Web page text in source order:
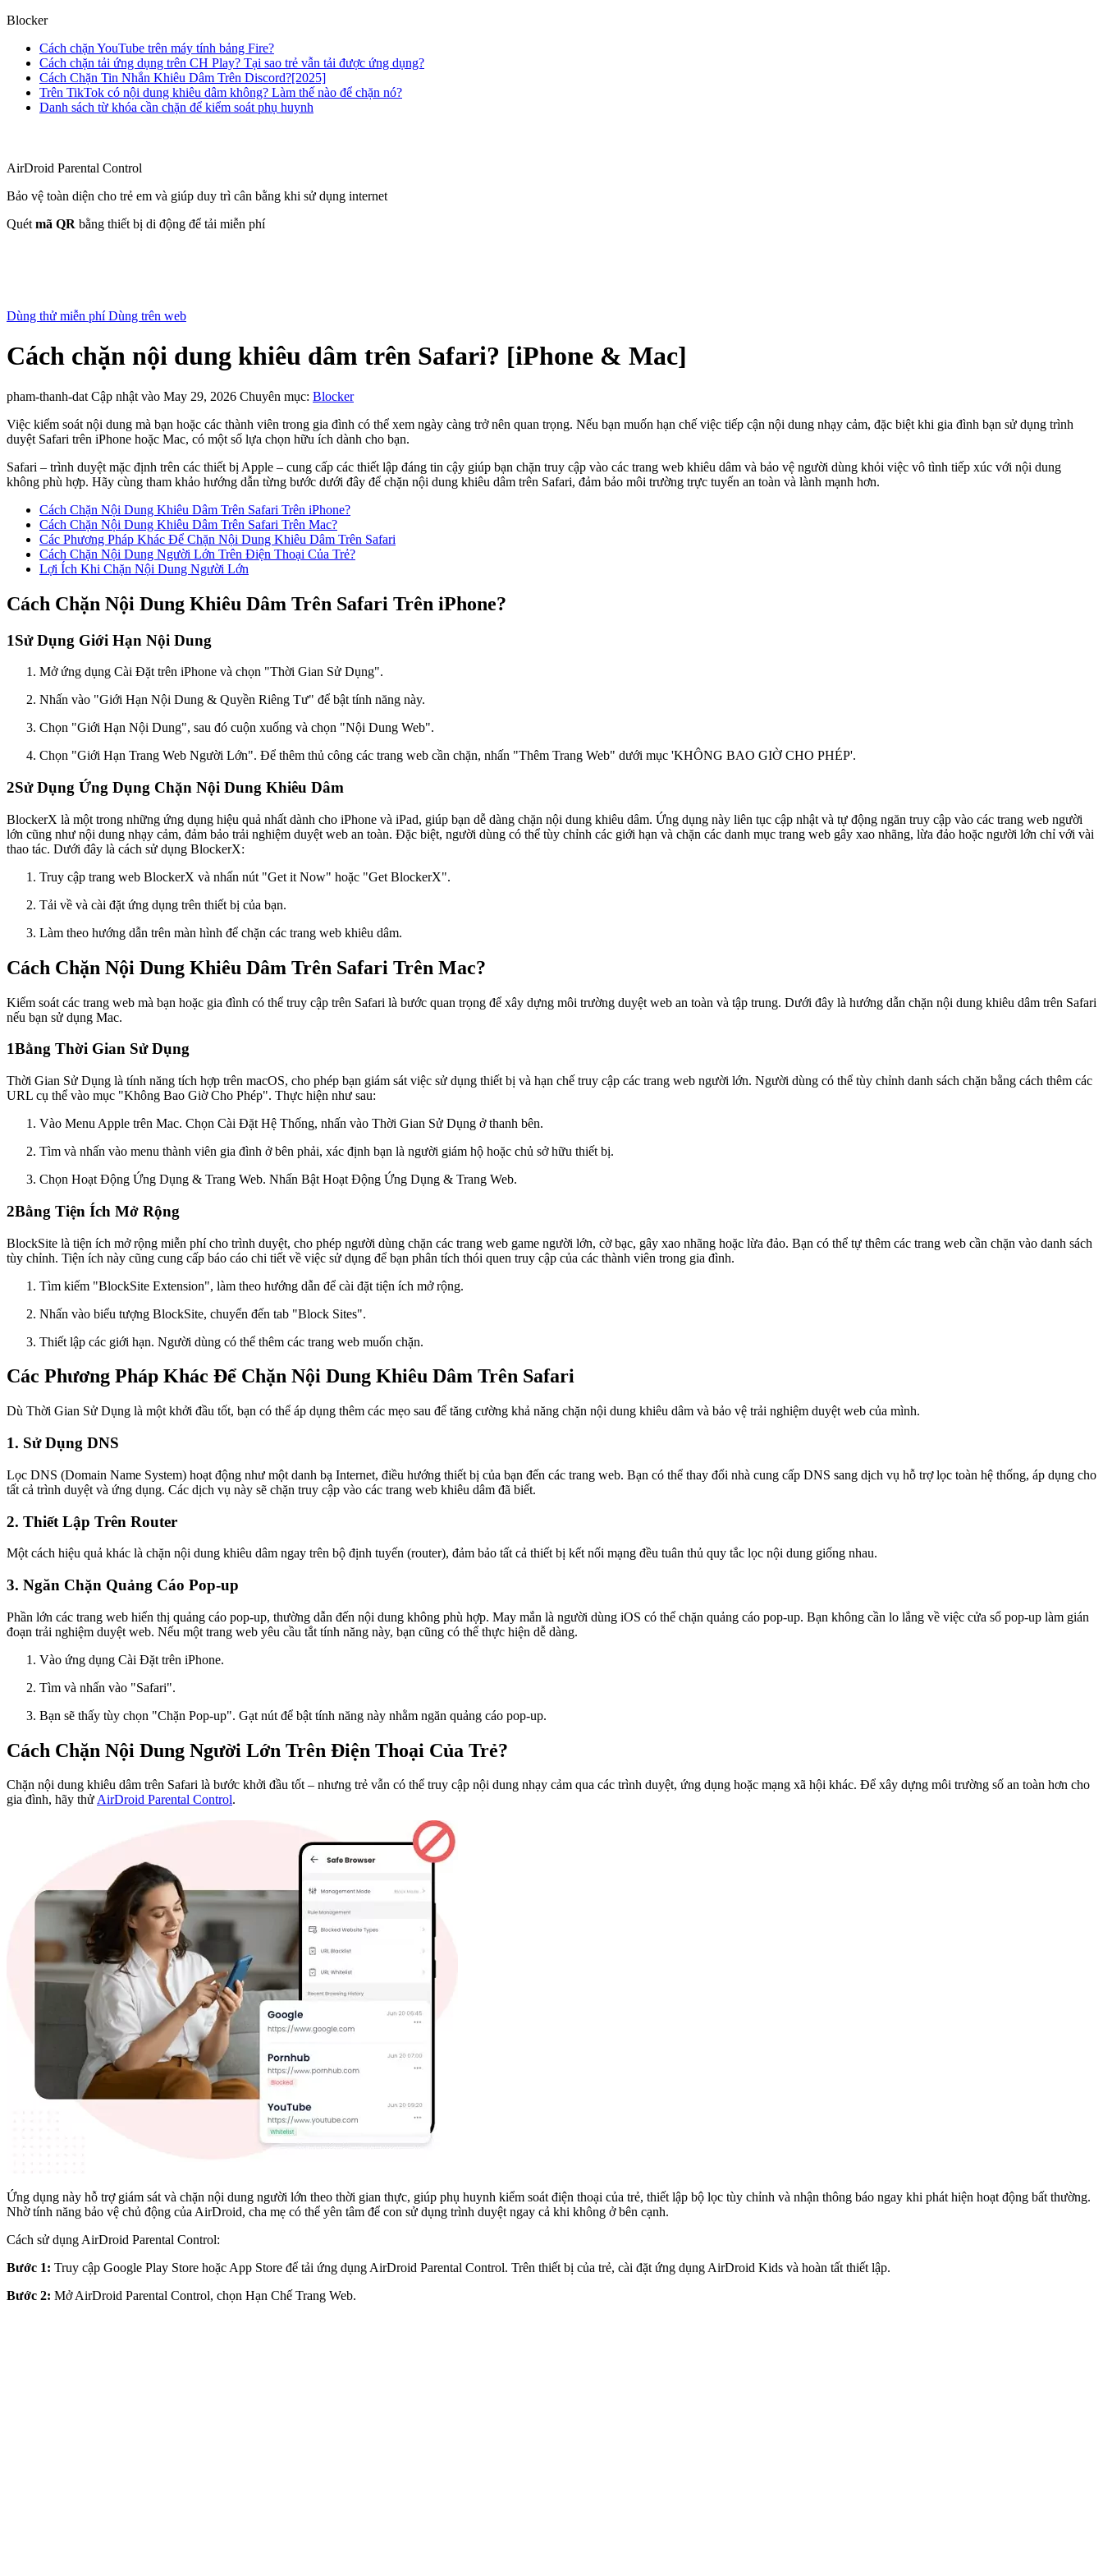
Blocker
Cách chặn YouTube trên máy tính bảng Fire?
Cách chặn tải ứng dụng trên CH Play? Tại sao trẻ vẫn tải được ứng dụng?
Cách Chặn Tin Nhắn Khiêu Dâm Trên Discord?[2025]
Trên TikTok có nội dung khiêu dâm không? Làm thế nào để chặn nó?
Danh sách từ khóa cần chặn để kiểm soát phụ huynh
AirDroid Parental Control
Bảo vệ toàn diện cho trẻ em và giúp duy trì cân bằng khi sử dụng internet
Quét mã QR bằng thiết bị di động để tải miễn phí
Dùng thử miễn phíDùng trên web
Cách chặn nội dung khiêu dâm trên Safari? [iPhone & Mac]
pham-thanh-dat Cập nhật vào May 29, 2026 Chuyên mục: Blocker
Việc kiểm soát nội dung mà bạn hoặc các thành viên trong gia đình có thể xem ngày càng trở nên quan trọng. Nếu bạn muốn hạn chế việc tiếp cận nội dung nhạy cảm, đặc biệt khi gia đình bạn sử dụng trình
duyệt Safari trên iPhone hoặc Mac, có một số lựa chọn hữu ích dành cho bạn.
Safari – trình duyệt mặc định trên các thiết bị Apple – cung cấp các thiết lập đáng tin cậy giúp bạn chặn truy cập vào các trang web khiêu dâm và bảo vệ người dùng khỏi việc vô tình tiếp xúc với nội dung
không phù hợp. Hãy cùng tham khảo hướng dẫn từng bước dưới đây để chặn nội dung khiêu dâm trên Safari, đảm bảo môi trường trực tuyến an toàn và lành mạnh hơn.
Cách Chặn Nội Dung Khiêu Dâm Trên Safari Trên iPhone?
Cách Chặn Nội Dung Khiêu Dâm Trên Safari Trên Mac?
Các Phương Pháp Khác Để Chặn Nội Dung Khiêu Dâm Trên Safari
Cách Chặn Nội Dung Người Lớn Trên Điện Thoại Của Trẻ?
Lợi Ích Khi Chặn Nội Dung Người Lớn
Cách Chặn Nội Dung Khiêu Dâm Trên Safari Trên iPhone?
1Sử Dụng Giới Hạn Nội Dung
Mở ứng dụng Cài Đặt trên iPhone và chọn "Thời Gian Sử Dụng".
Nhấn vào "Giới Hạn Nội Dung & Quyền Riêng Tư" để bật tính năng này.
Chọn "Giới Hạn Nội Dung", sau đó cuộn xuống và chọn "Nội Dung Web".
Chọn "Giới Hạn Trang Web Người Lớn". Để thêm thủ công các trang web cần chặn, nhấn "Thêm Trang Web" dưới mục 'KHÔNG BAO GIỜ CHO PHÉP'.
2Sử Dụng Ứng Dụng Chặn Nội Dung Khiêu Dâm
BlockerX là một trong những ứng dụng hiệu quả nhất dành cho iPhone và iPad, giúp bạn dễ dàng chặn nội dung khiêu dâm. Ứng dụng này liên tục cập nhật và tự động ngăn truy cập vào các trang web người
lớn cũng như nội dung nhạy cảm, đảm bảo trải nghiệm duyệt web an toàn. Đặc biệt, người dùng có thể tùy chỉnh các giới hạn và chặn các danh mục trang web gây xao nhãng, lừa đảo hoặc người lớn chỉ với vài
thao tác. Dưới đây là cách sử dụng BlockerX:
Truy cập trang web BlockerX và nhấn nút "Get it Now" hoặc "Get BlockerX".
Tải về và cài đặt ứng dụng trên thiết bị của bạn.
Làm theo hướng dẫn trên màn hình để chặn các trang web khiêu dâm.
Cách Chặn Nội Dung Khiêu Dâm Trên Safari Trên Mac?
Kiểm soát các trang web mà bạn hoặc gia đình có thể truy cập trên Safari là bước quan trọng để xây dựng môi trường duyệt web an toàn và tập trung. Dưới đây là hướng dẫn chặn nội dung khiêu dâm trên Safari
nếu bạn sử dụng Mac.
1Bằng Thời Gian Sử Dụng
Thời Gian Sử Dụng là tính năng tích hợp trên macOS, cho phép bạn giám sát việc sử dụng thiết bị và hạn chế truy cập các trang web người lớn. Người dùng có thể tùy chỉnh danh sách chặn bằng cách thêm các
URL cụ thể vào mục "Không Bao Giờ Cho Phép". Thực hiện như sau:
Vào Menu Apple trên Mac. Chọn Cài Đặt Hệ Thống, nhấn vào Thời Gian Sử Dụng ở thanh bên.
Tìm và nhấn vào menu thành viên gia đình ở bên phải, xác định bạn là người giám hộ hoặc chủ sở hữu thiết bị.
Chọn Hoạt Động Ứng Dụng & Trang Web. Nhấn Bật Hoạt Động Ứng Dụng & Trang Web.
2Bằng Tiện Ích Mở Rộng
BlockSite là tiện ích mở rộng miễn phí cho trình duyệt, cho phép người dùng chặn các trang web game người lớn, cờ bạc, gây xao nhãng hoặc lừa đảo. Bạn có thể tự thêm các trang web cần chặn vào danh sách
tùy chỉnh. Tiện ích này cũng cung cấp báo cáo chi tiết về việc sử dụng để bạn phân tích thói quen truy cập của các thành viên trong gia đình.
Tìm kiếm "BlockSite Extension", làm theo hướng dẫn để cài đặt tiện ích mở rộng.
Nhấn vào biểu tượng BlockSite, chuyển đến tab "Block Sites".
Thiết lập các giới hạn. Người dùng có thể thêm các trang web muốn chặn.
Các Phương Pháp Khác Để Chặn Nội Dung Khiêu Dâm Trên Safari
Dù Thời Gian Sử Dụng là một khởi đầu tốt, bạn có thể áp dụng thêm các mẹo sau để tăng cường khả năng chặn nội dung khiêu dâm và bảo vệ trải nghiệm duyệt web của mình.
1. Sử Dụng DNS
Lọc DNS (Domain Name System) hoạt động như một danh bạ Internet, điều hướng thiết bị của bạn đến các trang web. Bạn có thể thay đổi nhà cung cấp DNS sang dịch vụ hỗ trợ lọc toàn hệ thống, áp dụng cho
tất cả trình duyệt và ứng dụng. Các dịch vụ này sẽ chặn truy cập vào các trang web khiêu dâm đã biết.
2. Thiết Lập Trên Router
Một cách hiệu quả khác là chặn nội dung khiêu dâm ngay trên bộ định tuyến (router), đảm bảo tất cả thiết bị kết nối mạng đều tuân thủ quy tắc lọc nội dung giống nhau.
3. Ngăn Chặn Quảng Cáo Pop-up
Phần lớn các trang web hiển thị quảng cáo pop-up, thường dẫn đến nội dung không phù hợp. May mắn là người dùng iOS có thể chặn quảng cáo pop-up. Bạn không cần lo lắng về việc cửa sổ pop-up làm gián
đoạn trải nghiệm duyệt web. Nếu một trang web yêu cầu tắt tính năng này, bạn cũng có thể thực hiện dễ dàng.
Vào ứng dụng Cài Đặt trên iPhone.
Tìm và nhấn vào "Safari".
Bạn sẽ thấy tùy chọn "Chặn Pop-up". Gạt nút để bật tính năng này nhằm ngăn quảng cáo pop-up.
Cách Chặn Nội Dung Người Lớn Trên Điện Thoại Của Trẻ?
Chặn nội dung khiêu dâm trên Safari là bước khởi đầu tốt – nhưng trẻ vẫn có thể truy cập nội dung nhạy cảm qua các trình duyệt, ứng dụng hoặc mạng xã hội khác. Để xây dựng môi trường số an toàn hơn cho
gia đình, hãy thửAirDroid Parental Control.
Ứng dụng này hỗ trợ giám sát và chặn nội dung người lớn theo thời gian thực, giúp phụ huynh kiểm soát điện thoại của trẻ, thiết lập bộ lọc tùy chỉnh và nhận thông báo ngay khi phát hiện hoạt động bất thường.
Nhờ tính năng bảo vệ chủ động của AirDroid, cha mẹ có thể yên tâm để con sử dụng trình duyệt ngay cả khi không ở bên cạnh.
Cách sử dụng AirDroid Parental Control:
Bước 1: Truy cập Google Play Store hoặc App Store để tải ứng dụng AirDroid Parental Control. Trên thiết bị của trẻ, cài đặt ứng dụng AirDroid Kids và hoàn tất thiết lập.
Bước 2: Mở AirDroid Parental Control, chọn Hạn Chế Trang Web.